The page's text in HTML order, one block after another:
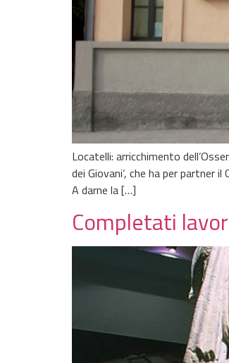
Locatelli: arricchimento
dei Giovani‘, che ha per partner
A darne la […]
Completati